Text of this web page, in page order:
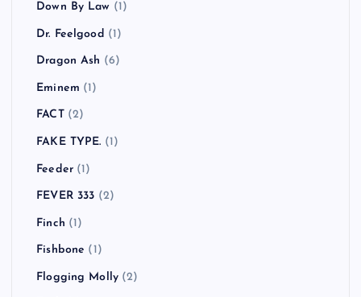
Down By Law (1)
Dr. Feelgood (1)
Dragon Ash (6)
Eminem (1)
FACT(2)
FAKE TYPE. (1)
Feeder(1)
FEVER 333 (2)
Finch (1)
Fishbone (1)
Flogging Molly (2)